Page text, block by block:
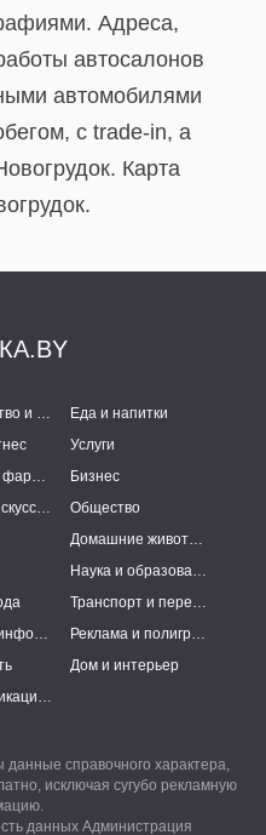
Адреса,
автосалонов
автомобилями
с trade-in, а
Карта
Строительство и ремонт
Еда и напитки
Услуги
Медицина и фармацевтика
Бизнес
Культура и искусство
Общество
Домашние животные
Наука и образование
Транспорт и перевозки
Справочно-информационные системы
Реклама и полиграфия
Дом и интерьер
Телекоммуникации и связь
справочного характера,
исключая сугубо рекламную
данных Администрация